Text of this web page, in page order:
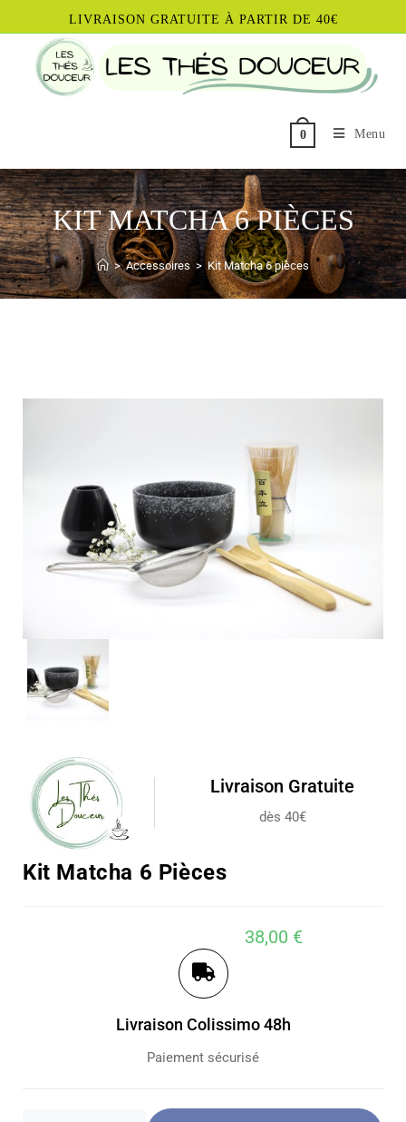
LIVRAISON GRATUITE À PARTIR DE 40€
0 Menu
KIT MATCHA 6 PIÈCES
> Accessoires > Kit Matcha 6 pièces
Livraison Gratuite
dès 40€
Kit Matcha 6 Pièces
38,00 €
Livraison Colissimo 48h
Paiement sécurisé